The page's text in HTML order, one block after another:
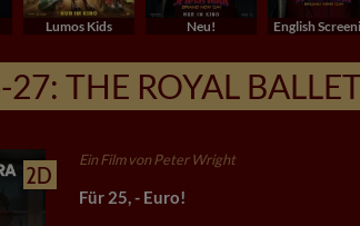
Lumos Kids Neu!
THE ROYAL
2D
Ein Film von Peter Wright
Für 25, - Euro!